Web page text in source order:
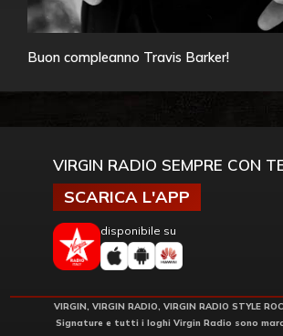
Buon compleanno Travis Barker!
VIRGIN RADIO SEMPRE CON
SCARICA L'APP
disponibile su
VIRGIN, VIRGIN RADIO, VIRGIN RADIO STYLE
Signature e tutti i loghi Virgin Radio sono